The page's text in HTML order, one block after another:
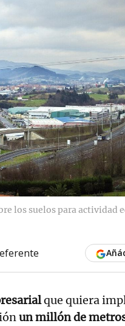
los suelos para actividad
que quiera
un millón de